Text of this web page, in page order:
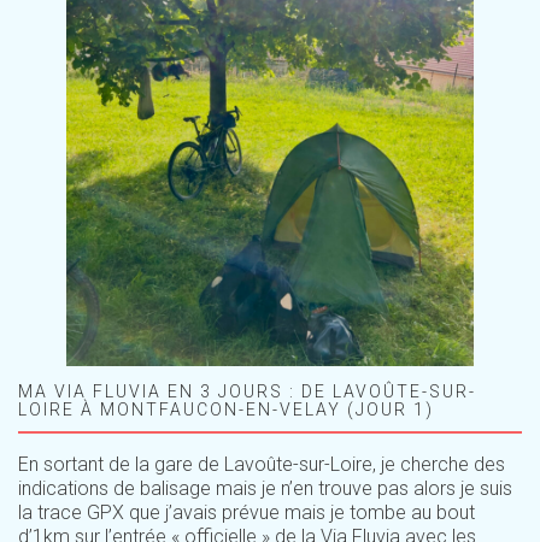
MA VIA FLUVIA EN 3 JOURS : DE LAVOÛTE-SUR-
LOIRE À MONTFAUCON-EN-VELAY (JOUR 1)
En sortant de la gare de Lavoûte-sur-Loire, je cherche des
indications de balisage mais je n’en trouve pas alors je suis
la trace GPX que j’avais prévue mais je tombe au bout
d’1km sur l’entrée « officielle » de la Via Fluvia avec les